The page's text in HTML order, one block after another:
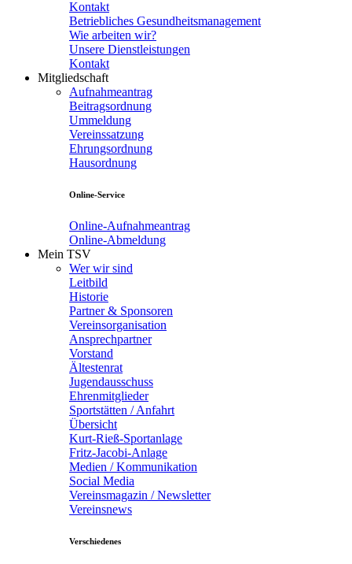
Kontakt
Betriebliches Gesundheitsmanagement
Wie arbeiten wir?
Unsere Dienstleistungen
Kontakt
Mitgliedschaft
Aufnahmeantrag
Beitragsordnung
Ummeldung
Vereinssatzung
Ehrungsordnung
Hausordnung
Online-Service
Online-Aufnahmeantrag
Online-Abmeldung
Mein TSV
Wer wir sind
Leitbild
Historie
Partner & Sponsoren
Vereinsorganisation
Ansprechpartner
Vorstand
Ältestenrat
Jugendausschuss
Ehrenmitglieder
Sportstätten / Anfahrt
Übersicht
Kurt-Rieß-Sportanlage
Fritz-Jacobi-Anlage
Medien / Kommunikation
Social Media
Vereinsmagazin / Newsletter
Vereinsnews
Verschiedenes